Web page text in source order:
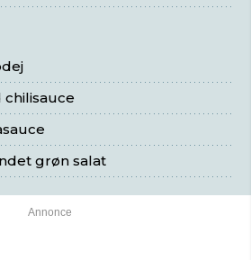
chilisauce
grøn salat